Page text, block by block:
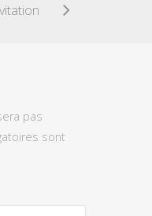
pas
sont